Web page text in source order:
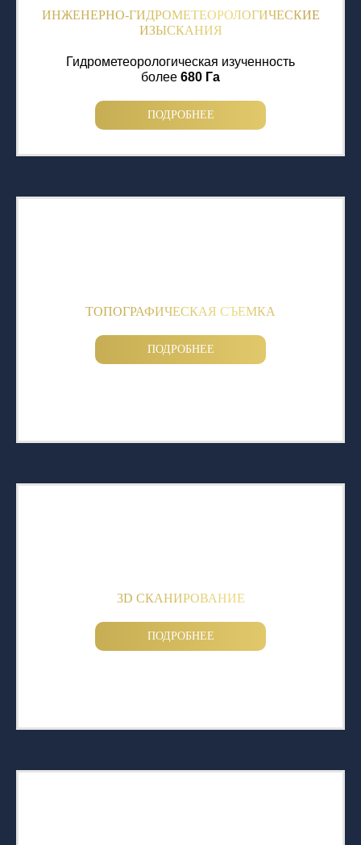
ИНЖЕНЕРНО-ГИДРОМЕТЕОРОЛОГИЧЕСКИЕ
ИЗЫСКАНИЯ
Гидрометеорологическая изученность
более 680 Га
ПОДРОБНЕЕ
ТОПОГРАФИЧЕСКАЯ СЪЕМКА
ПОДРОБНЕЕ
3D СКАНИРОВАНИЕ
ПОДРОБНЕЕ